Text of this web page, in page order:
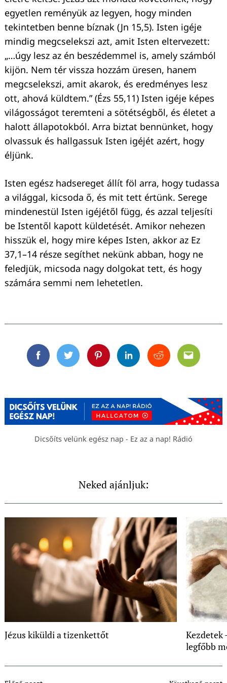
egyetlen reményük az legyen, hogy minden
tekintetben benne bíznak (Jn 15,5). Isten igéje
mindig megcselekszi azt, amit Isten eltervezett:
„…úgy lesz az én beszédemmel is, amely számból
kijön. Nem tér vissza hozzám üresen, hanem
megcselekszi, amit akarok, és eredményes lesz
ott, ahová küldtem.” (Ézs 55,11) Isten igéje képes
világosságot teremteni a sötétségből, és életet a
halott állapotokból. Arra biztat bennünket, hogy
olvassuk és hallgassuk Isten igéjét azért, hogy
éljünk.
Isten egész hadsereget állít föl arra, hogy tudassa
a világgal, kicsoda ő, és mit tett értünk. Serege
mindenestül Isten igéjétől függ, és azzal teljesíti
be Istentől kapott küldetését. Amikor nehezen
hisszük el, hogy mire képes Isten, akkor az Ez
37,1–14 része segíthet nekünk abban, hogy ne
feledjük, micsoda nagy dolgokat tett, és hogy
számára semmi nem lehetetlen.
FacebookTwitterPinterestLinkedinRedditEmail
Dicsőíts velünk egész nap - Ez az a nap! Rádió
Neked ajánljuk:
Jézus kiküldi a tizenkettőt
Kezdetek
legfőbb